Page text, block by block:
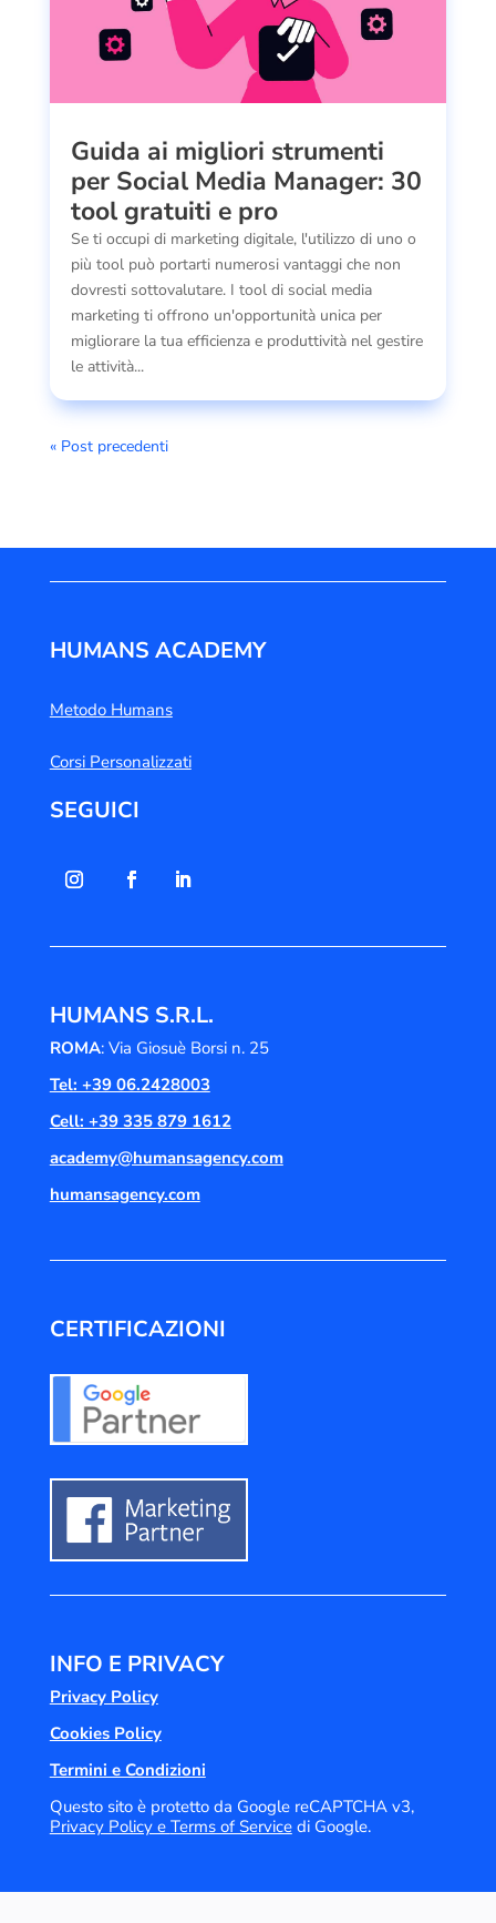
Guida ai migliori strumenti
per Social Media Manager: 30
tool gratuiti e pro
Se ti occupi di marketing digitale, l'utilizzo di uno o
più tool può portarti numerosi vantaggi che non
dovresti sottovalutare. I tool di social media
marketing ti offrono un'opportunità unica per
migliorare la tua efficienza e produttività nel gestire
le attività...
« Post precedenti
HUMANS ACADEMY
Metodo Humans
Corsi Personalizzati
SEGUICI
HUMANS S.R.L.
ROMA: Via Giosuè Borsi n. 25
Tel: +39 06.2428003
Cell: +39 335 879 1612
academy@humansagency.com
humansagency.com
CERTIFICAZIONI
INFO E PRIVACY
Privacy Policy
Cookies Policy
Termini e Condizioni
Questo sito è protetto da Google reCAPTCHA v3,
Privacy Policy e Terms of Servicedi Google.